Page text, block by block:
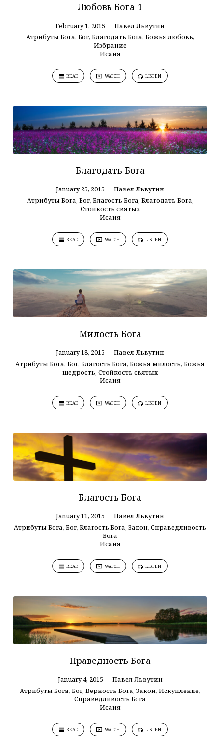
Любовь Бога-1
February 1, 2015
Павел Львутин
Атрибуты Бога, Бог, Благодать Бога, Божья любовь,
Избрание
Исаия
READ WATCH LISTEN
Благодать Бога
January 25, 2015
Павел Львутин
Атрибуты Бога, Бог, Благость Бога, Благодать Бога,
Стойкость святых
Исаия
READ WATCH LISTEN
Милость Бога
January 18, 2015
Павел Львутин
Атрибуты Бога, Бог, Благость Бога, Божья милость, Божья
щедрость, Стойкость святых
Исаия
READ WATCH LISTEN
Благость Бога
January 11, 2015
Павел Львутин
Атрибуты Бога, Бог, Благость Бога, Закон, Справедливость
Бога
Исаия
READ WATCH LISTEN
Праведность Бога
January 4, 2015
Павел Львутин
Атрибуты Бога, Бог, Верность Бога, Закон, Искупление,
Справедливость Бога
Исаия
READ WATCH LISTEN